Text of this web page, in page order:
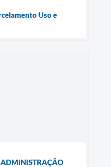
Uso e